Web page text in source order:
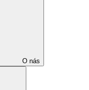
O nás